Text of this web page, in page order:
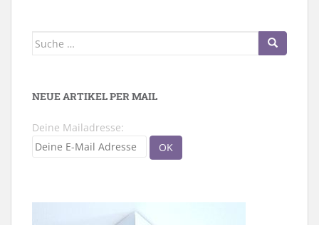
Suche
NEUE ARTIKEL PER MAIL
Deine Mailadresse: